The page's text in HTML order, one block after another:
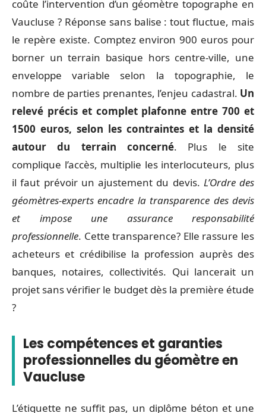
coûte l’intervention d’un géomètre topographe en
Vaucluse ? Réponse sans balise : tout fluctue, mais
le repère existe. Comptez environ 900 euros pour
borner un terrain basique hors centre-ville, une
enveloppe variable selon la topographie, le
nombre de parties prenantes, l’enjeu cadastral. Un
relevé précis et complet plafonne entre 700 et
1500 euros, selon les contraintes et la densité
autour du terrain concerné. Plus le site
complique l’accès, multiplie les interlocuteurs, plus
il faut prévoir un ajustement du devis. L’Ordre des
géomètres-experts encadre la transparence des devis
et impose une assurance responsabilité
professionnelle. Cette transparence? Elle rassure les
acheteurs et crédibilise la profession auprès des
banques, notaires, collectivités. Qui lancerait un
projet sans vérifier le budget dès la première étude
?
Les compétences et garanties
professionnelles du géomètre en
Vaucluse
L’étiquette ne suffit pas, un diplôme béton et une